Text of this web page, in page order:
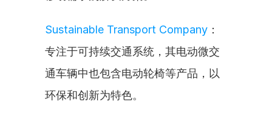
Sustainable Transport Company ：
专注于可持续交通系统，其电动微交
通车辆中也包含电动轮椅等产品，以
环保和创新为特色。